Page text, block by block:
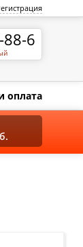
6
оплата